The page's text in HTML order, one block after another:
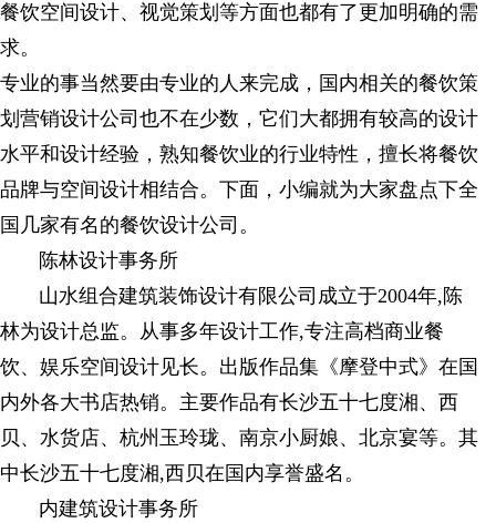
餐饮空间设计、视觉策划等方面也都有了更加明确的需
求。
专业的事当然要由专业的人来完成，国内相关的餐饮策
划营销设计公司也不在少数，它们大都拥有较高的设计
水平和设计经验，熟知餐饮业的行业特性，擅长将餐饮
品牌与空间设计相结合。下面，小编就为大家盘点下全
国几家有名的餐饮设计公司。
陈林设计事务所
山水组合建筑装饰设计有限公司成立于2004年,陈
林为设计总监。从事多年设计工作,专注高档商业餐
饮、娱乐空间设计见长。出版作品集《摩登中式》在国
内外各大书店热销。主要作品有长沙五十七度湘、西
贝、水货店、杭州玉玲珑、南京小厨娘、北京宴等。其
中长沙五十七度湘,西贝在国内享誉盛名。
内建筑设计事务所